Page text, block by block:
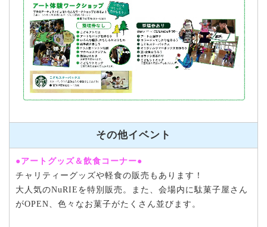
その他イベント
●アートグッズ＆飲食コーナー●
チャリティーグッズや軽食の販売もあります！
大人気のNuRIEを特別販売。また、会場内に駄菓子屋さん
がOPEN、色々なお菓子がたくさん並びます。